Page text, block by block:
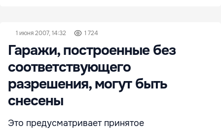
1 июня 2007, 14:32 1 724
Гаражи, построенные без
соответствующего
разрешения, могут быть
снесены
Это предусматривает принятое